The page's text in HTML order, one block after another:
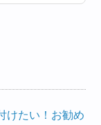
けたい！お勧め